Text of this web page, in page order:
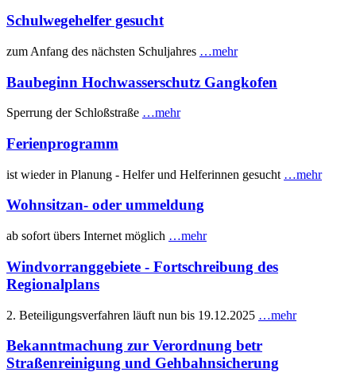
Schulwegehelfer gesucht
zum Anfang des nächsten Schuljahres …mehr
Baubeginn Hochwasserschutz Gangkofen
Sperrung der Schloßstraße …mehr
Ferienprogramm
ist wieder in Planung - Helfer und Helferinnen gesucht …mehr
Wohnsitzan- oder ummeldung
ab sofort übers Internet möglich …mehr
Windvorranggebiete - Fortschreibung des
Regionalplans
2. Beteiligungsverfahren läuft nun bis 19.12.2025 …mehr
Bekanntmachung zur Verordnung betr
Straßenreinigung und Gehbahnsicherung